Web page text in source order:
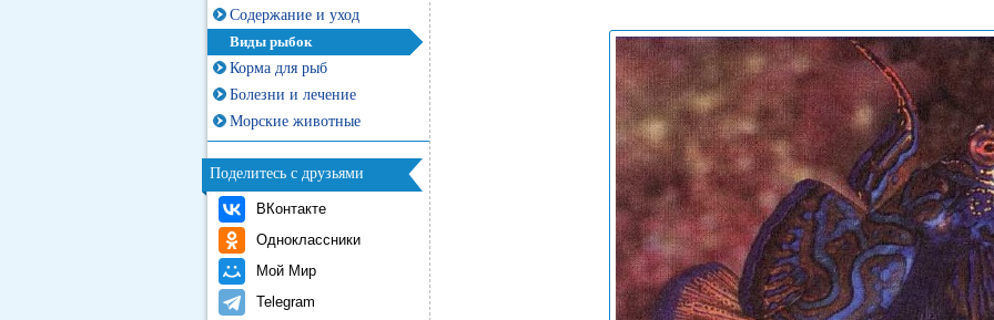
Содержание и уход
Виды рыбок
Корма для рыб
Болезни и лечение
Морские животные
Поделитесь с друзьями
ВКонтакте
Одноклассники
Мой Мир
Telegram